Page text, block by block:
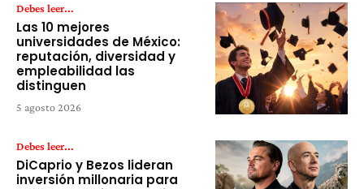
Debes leer...
Las 10 mejores
universidades de México:
reputación, diversidad y
empleabilidad las
distinguen
5 agosto 2026
Debes leer...
DiCaprio y Bezos lideran
inversión millonaria para